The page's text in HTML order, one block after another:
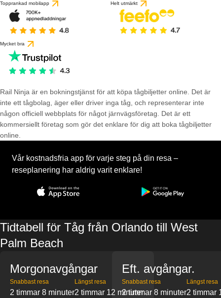
Topprankad mobilapp Helt utmärkt
Mycket bra
Rail Ninja är en bokningstjänst för att köpa tågbiljetter online. Det är
inte ett tågbolag, äger eller driver inga tåg, och representerar inte
någon officiell webbplats för något järnvägsföretag. Det är ett
kommersiellt företag som gör det enklare för dig att boka tågbiljetter
online.
Vår kostnadsfria app för varje steg på din resa –
reseplanering har aldrig varit enklare!
Tidtabell för Tåg från Orlando till West
Palm Beach
Morgonavgångar
Snabbast resa
2 timmar 8 minuter
Längst resa
2 timmar 12 minuter
Eft. avgångar.
Snabbast resa
2 timmar 8 minuter
Längst resa
2 timmar